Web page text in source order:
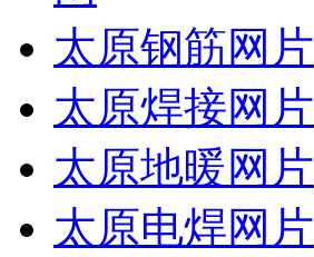
太原钢筋网片
太原焊接网片
太原地暖网片
太原电焊网片